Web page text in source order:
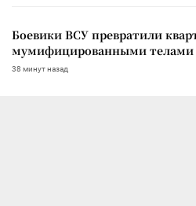
Боевики ВСУ превратили
мумифицированными телами
38 минут назад